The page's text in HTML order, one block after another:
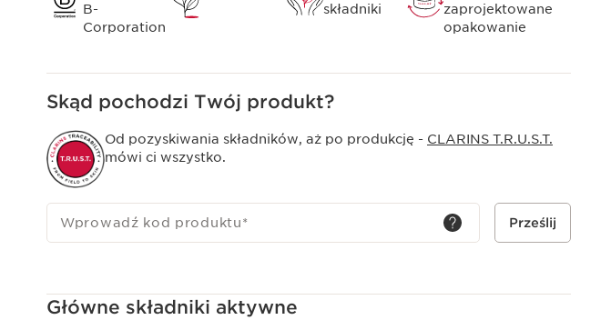
B-
Corporation
składniki
zaprojektowane
opakowanie
Skąd pochodzi Twój produkt?
Od pozyskiwania składników, aż po produkcję - CLARINS T.R.U.S.T.
mówi ci wszystko.
Wprowadź kod produktu* Prześlij
Główne składniki aktywne